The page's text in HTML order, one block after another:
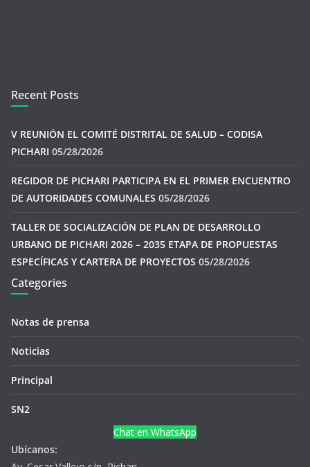
Recent Posts
V REUNIÓN EL COMITÉ DISTRITAL DE SALUD – CODISA
PICHARI 05/28/2026
REGIDOR DE PICHARI PARTICIPA EN EL PRIMER ENCUENTRO
DE AUTORIDADES COMUNALES 05/28/2026
TALLER DE SOCIALIZACIÓN DE PLAN DE DESARROLLO
URBANO DE PICHARI 2026 – 2035 ETAPA DE PROPUESTAS
ESPECÍFICAS Y CARTERA DE PROYECTOS 05/28/2026
Categories
Notas de prensa
Noticias
Principal
SN2
Chat en WhatsApp
Ubícanos: